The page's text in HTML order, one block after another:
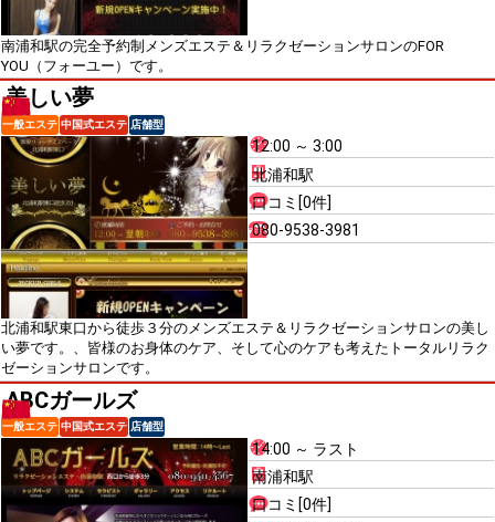
南浦和駅の完全予約制メンズエステ＆リラクゼーションサロンのFOR
YOU（フォーユー）です。
美しい夢
一般エステ 中国式エステ 店舗型
12:00 ～ 3:00
北浦和駅
口コミ[0件]
080-9538-3981
北浦和駅東口から徒歩３分のメンズエステ＆リラクゼーションサロンの美し
い夢です。、皆様のお身体のケア、そして心のケアも考えたトータルリラク
ゼーションサロンです。
ABCガールズ
一般エステ 中国式エステ 店舗型
14:00 ～ ラスト
南浦和駅
口コミ[0件]